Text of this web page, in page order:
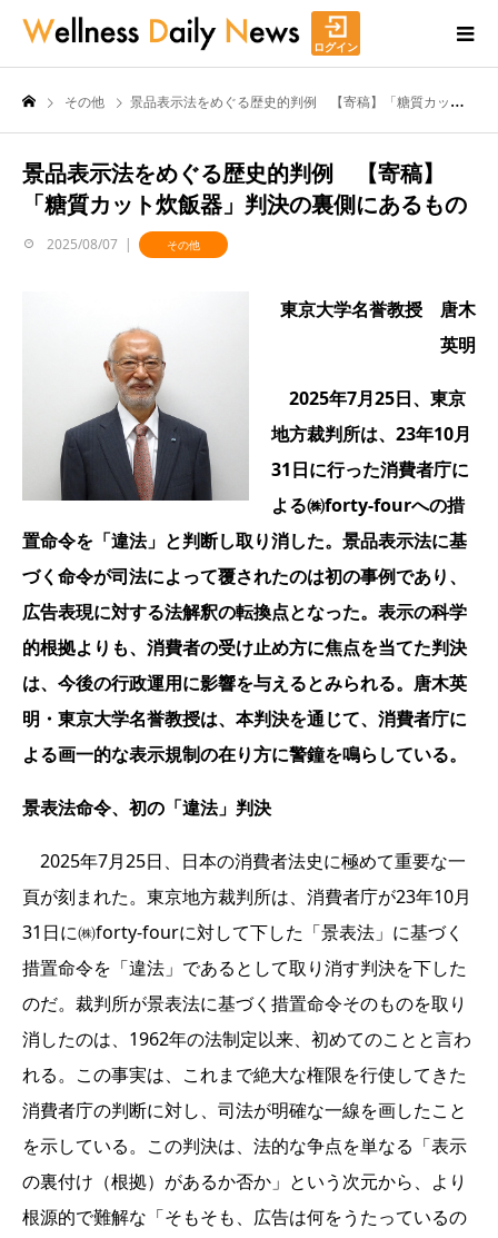
ログイン
その他 景品表示法をめぐる歴史的判例 【寄稿】「糖質カット炊飯器」判決の裏側にあるもの
景品表示法をめぐる歴史的判例 【寄稿】
「糖質カット炊飯器」判決の裏側にあるもの
2025/08/07 その他
東京大学名誉教授 唐木
英明
2025年7月25日、東京
地方裁判所は、23年10月
31日に行った消費者庁に
よる㈱forty-fourへの措
置命令を「違法」と判断し取り消した。景品表示法に基
づく命令が司法によって覆されたのは初の事例であり、
広告表現に対する法解釈の転換点となった。表示の科学
的根拠よりも、消費者の受け止め方に焦点を当てた判決
は、今後の行政運用に影響を与えるとみられる。唐木英
明・東京大学名誉教授は、本判決を通じて、消費者庁に
よる画一的な表示規制の在り方に警鐘を鳴らしている。
景表法命令、初の「違法」判決
2025年7月25日、日本の消費者法史に極めて重要な一
頁が刻まれた。東京地方裁判所は、消費者庁が23年10月
31日に㈱forty-fourに対して下した「景表法」に基づく
措置命令を「違法」であるとして取り消す判決を下した
のだ。裁判所が景表法に基づく措置命令そのものを取り
消したのは、1962年の法制定以来、初めてのことと言わ
れる。この事実は、これまで絶大な権限を行使してきた
消費者庁の判断に対し、司法が明確な一線を画したこと
を示している。この判決は、法的な争点を単なる「表示
の裏付け（根拠）があるか否か」という次元から、より
根源的で難解な「そもそも、広告は何をうたっているの